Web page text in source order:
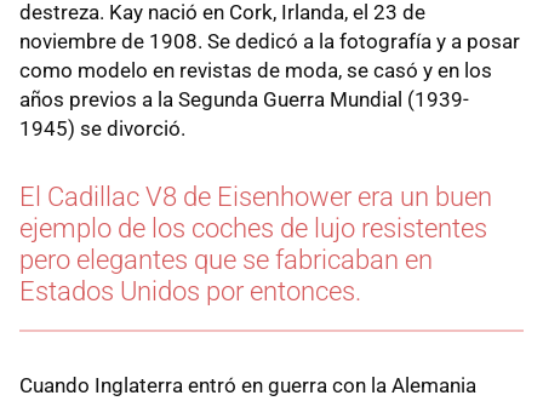
destreza. Kay nació en Cork, Irlanda, el 23 de
noviembre de 1908. Se dedicó a la fotografía y a posar
como modelo en revistas de moda, se casó y en los
años previos a la Segunda Guerra Mundial (1939-
1945) se divorció.
El Cadillac V8 de Eisenhower era un buen
ejemplo de los coches de lujo resistentes
pero elegantes que se fabricaban en
Estados Unidos por entonces.
Cuando Inglaterra entró en guerra con la Alemania